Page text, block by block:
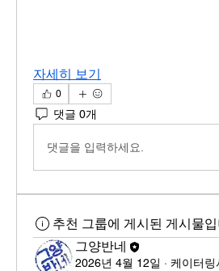
자세히 보기
0
댓글 0개
댓글을 입력하세요.
추천 그룹에 게시된 게시물
그양반네
2026년 4월 12일 · 케이터링